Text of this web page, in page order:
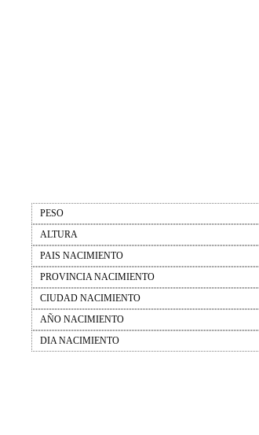
PESO
ALTURA
PAIS NACIMIENTO
PROVINCIA NACIMIENTO
CIUDAD NACIMIENTO
AÑO NACIMIENTO
DIA NACIMIENTO